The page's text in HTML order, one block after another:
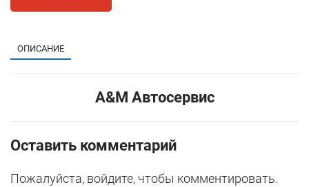
ОПИСАНИЕ
A&M Автосервис
Оставить комментарий
Пожалуйста, войдите, чтобы комментировать.